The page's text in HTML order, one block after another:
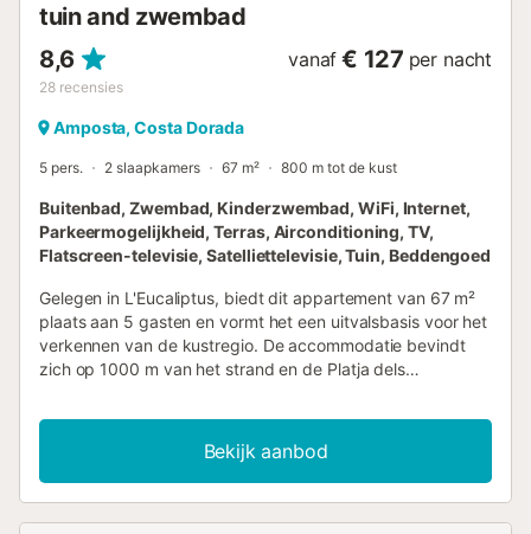
tuin and zwembad
8,6
28 recensies
vanaf € 127 per nacht
Amposta, Costa Dorada
5 pers. 2 slaapkamers 67 m² 800 m tot de kust
Buitenbad, Zwembad, Kinderzwembad, WiFi, Internet,
Parkeermogelijkheid, Terras, Airconditioning, TV,
Flatscreen-televisie, Satelliettelevisie, Tuin, Beddengoed
Gelegen in L'Eucaliptus, biedt dit appartement van 67 m²
plaats aan 5 gasten en vormt het een uitvalsbasis voor het
verkennen van de kustregio. De accommodatie bevindt
zich op 1000 m van het strand en de Platja dels
Het appartement beschikt over 2 slaapkamers, met een
groot kingsize bed en eenpersoonsbedden, evenals een
badkamer en een woonruimte. De keuken is uitgerust met
een oven, kookplaat, magnetron, koelkast,
Bekijk aanbod